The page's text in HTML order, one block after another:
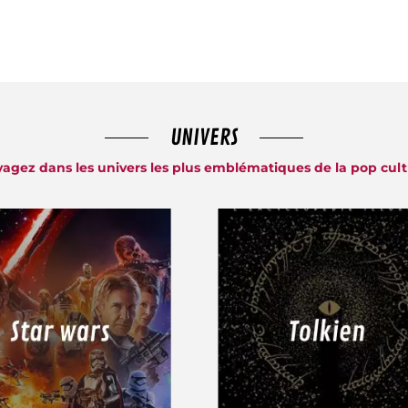
UNIVERS
dans les univers les plus emblématiques de la pop